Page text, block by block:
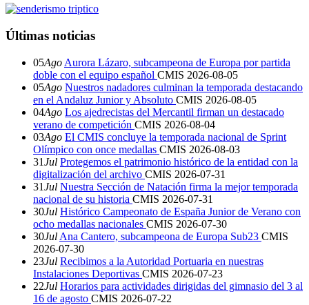
Últimas noticias
05Ago Aurora Lázaro, subcampeona de Europa por partida
doble con el equipo español CMIS 2026-08-05
05Ago Nuestros nadadores culminan la temporada destacando
en el Andaluz Junior y Absoluto CMIS 2026-08-05
04Ago Los ajedrecistas del Mercantil firman un destacado
verano de competición CMIS 2026-08-04
03Ago El CMIS concluye la temporada nacional de Sprint
Olímpico con once medallas CMIS 2026-08-03
31Jul Protegemos el patrimonio histórico de la entidad con la
digitalización del archivo CMIS 2026-07-31
31Jul Nuestra Sección de Natación firma la mejor temporada
nacional de su historia CMIS 2026-07-31
30Jul Histórico Campeonato de España Junior de Verano con
ocho medallas nacionales CMIS 2026-07-30
30Jul Ana Cantero, subcampeona de Europa Sub23 CMIS
2026-07-30
23Jul Recibimos a la Autoridad Portuaria en nuestras
Instalaciones Deportivas CMIS 2026-07-23
22Jul Horarios para actividades dirigidas del gimnasio del 3 al
16 de agosto CMIS 2026-07-22